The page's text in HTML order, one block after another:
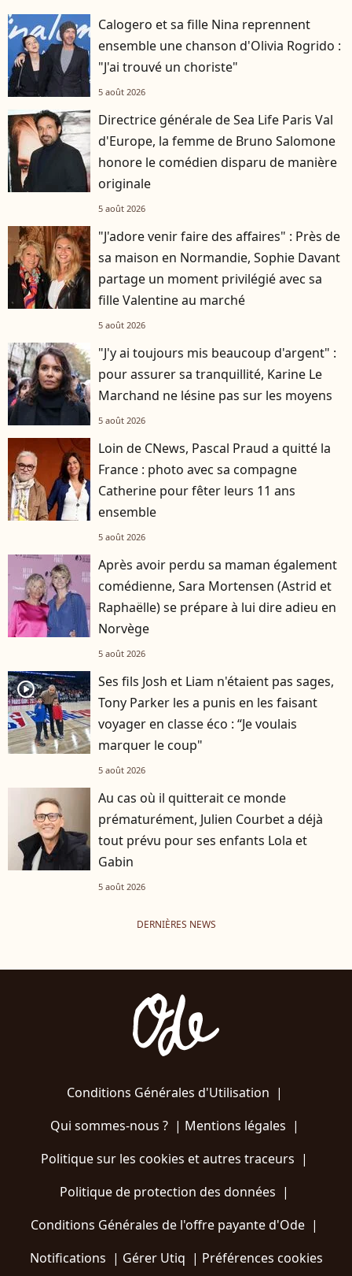
Calogero et sa fille Nina reprennent
ensemble une chanson d'Olivia Rogrido :
"J'ai trouvé un choriste"
5 août 2026
Directrice générale de Sea Life Paris Val
d'Europe, la femme de Bruno Salomone
honore le comédien disparu de manière
originale
5 août 2026
"J'adore venir faire des affaires" : Près de
sa maison en Normandie, Sophie Davant
partage un moment privilégié avec sa
fille Valentine au marché
5 août 2026
"J'y ai toujours mis beaucoup d'argent" :
pour assurer sa tranquillité, Karine Le
Marchand ne lésine pas sur les moyens
5 août 2026
Loin de CNews, Pascal Praud a quitté la
France : photo avec sa compagne
Catherine pour fêter leurs 11 ans
ensemble
5 août 2026
Après avoir perdu sa maman également
comédienne, Sara Mortensen (Astrid et
Raphaëlle) se prépare à lui dire adieu en
Norvège
5 août 2026
player2
Ses fils Josh et Liam n'étaient pas sages,
Tony Parker les a punis en les faisant
voyager en classe éco : “Je voulais
marquer le coup"
5 août 2026
Au cas où il quitterait ce monde
prématurément, Julien Courbet a déjà
tout prévu pour ses enfants Lola et
Gabin
5 août 2026
DERNIÈRES NEWS
Conditions Générales d'Utilisation |
Qui sommes-nous ?| Mentions légales |
Politique sur les cookies et autres traceurs |
Politique de protection des données |
Conditions Générales de l'offre payante d'Ode |
Notifications | Gérer Utiq | Préférences cookies